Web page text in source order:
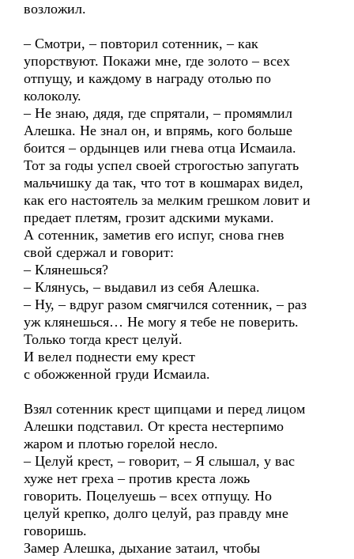
возложил.
– Смотри, – повторил сотенник, – как
упорствуют. Покажи мне, где золото – всех
отпущу, и каждому в награду отолью по
колоколу.
– Не знаю, дядя, где спрятали, – промямлил
Алешка. Не знал он, и впрямь, кого больше
боится – ордынцев или гнева отца Исмаила.
Тот за годы успел своей строгостью запугать
мальчишку да так, что тот в кошмарах видел,
как его настоятель за мелким грешком ловит и
предает плетям, грозит адскими муками.
А сотенник, заметив его испуг, снова гнев
свой сдержал и говорит:
– Клянешься?
– Клянусь, – выдавил из себя Алешка.
– Ну, – вдруг разом смягчился сотенник, – раз
уж клянешься… Не могу я тебе не поверить.
Только тогда крест целуй.
И велел поднести ему крест
с обожженной груди Исмаила.
Взял сотенник крест щипцами и перед лицом
Алешки подставил. От креста нестерпимо
жаром и плотью горелой несло.
– Целуй крест, – говорит, – Я слышал, у вас
хуже нет греха – против креста ложь
говорить. Поцелуешь – всех отпущу. Но
целуй крепко, долго целуй, раз правду мне
говоришь.
Замер Алешка, дыхание затаил, чтобы